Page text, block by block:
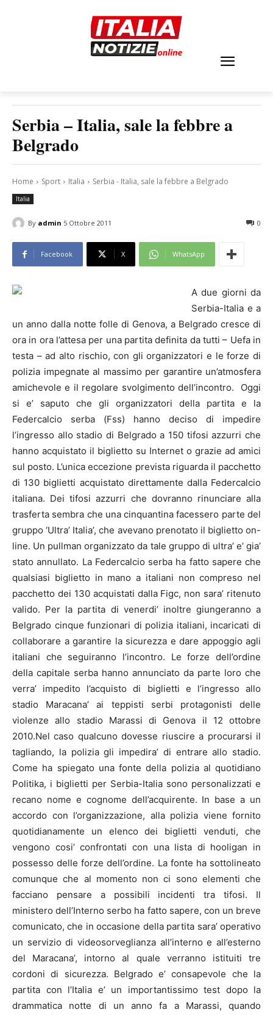
Serbia – Italia, sale la febbre a
Belgrado
Home Sport Italia Serbia - Italia, sale la febbre a Belgrado
Italia
By admin 5 Ottobre 2011 0
Facebook X WhatsApp
A due giorni da
Serbia-Italia e a
un anno dalla notte folle di Genova, a Belgrado cresce di
ora in ora l’attesa per una partita definita da tutti – Uefa in
testa – ad alto rischio, con gli organizzatori e le forze di
polizia impegnate al massimo per garantire un’atmosfera
amichevole e il regolare svolgimento dell’incontro. Oggi
si e’ saputo che gli organizzatori della partita e la
Federcalcio serba (Fss) hanno deciso di impedire
l’ingresso allo stadio di Belgrado a 150 tifosi azzurri che
hanno acquistato il biglietto su Internet o grazie ad amici
sul posto. L’unica eccezione prevista riguarda il pacchetto
di 130 biglietti acquistato direttamente dalla Federcalcio
italiana. Dei tifosi azzurri che dovranno rinunciare alla
trasferta sembra che una cinquantina facessero parte del
gruppo ‘Ultra’ Italia’, che avevano prenotato il biglietto on-
line. Un pullman organizzato da tale gruppo di ultra’ e’ gia’
stato annullato. La Federcalcio serba ha fatto sapere che
qualsiasi biglietto in mano a italiani non compreso nel
pacchetto dei 130 acquistati dalla Figc, non sara’ ritenuto
valido. Per la partita di venerdi’ inoltre giungeranno a
Belgrado cinque funzionari di polizia italiani, incaricati di
collaborare a garantire la sicurezza e dare appoggio agli
italiani che seguiranno l’incontro. Le forze dell’ordine
della capitale serba hanno annunciato da parte loro che
verra’ impedito l’acquisto di biglietti e l’ingresso allo
stadio Maracana’ ai teppisti serbi protagonisti delle
violenze allo stadio Marassi di Genova il 12 ottobre
2010.Nel caso qualcuno dovesse riuscire a procurarsi il
tagliando, la polizia gli impedira’ di entrare allo stadio.
Come ha spiegato una fonte della polizia al quotidiano
Politika, i biglietti per Serbia-Italia sono personalizzati e
recano nome e cognome dell’acquirente. In base a un
accordo con l’organizzazione, alla polizia viene fornito
quotidianamente un elenco dei biglietti venduti, che
vengono cosi’ confrontati con una lista di hooligan in
possesso delle forze dell’ordine. La fonte ha sottolineato
comunque che al momento non ci sono elementi che
facciano pensare a possibili incidenti tra tifosi. Il
ministero dell’Interno serbo ha fatto sapere, con un breve
comunicato, che in occasione della partita sara’ operativo
un servizio di videosorveglianza all’interno e all’esterno
del Maracana’, intorno al quale verranno istituiti tre
cordoni di sicurezza. Belgrado e’ consapevole che la
partita con l’Italia e’ un importantissimo test dopo la
drammatica notte di un anno fa a Marassi, quando